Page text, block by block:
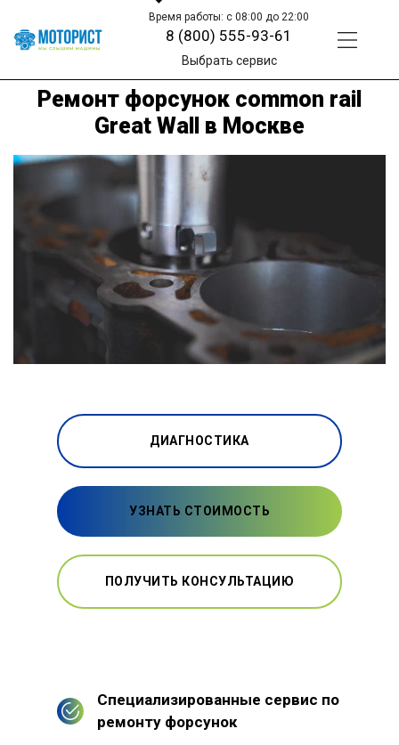
Время работы: с 08:00 до 22:00
8 (800) 555-93-61
Выбрать сервис
Ремонт форсунок common rail
Great Wall в Москве
ДИАГНОСТИКА
УЗНАТЬ СТОИМОСТЬ
ПОЛУЧИТЬ КОНСУЛЬТАЦИЮ
Специализированные сервис по
ремонту форсунок